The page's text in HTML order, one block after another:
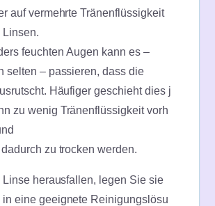
auf vermehrte Tränenflüssigkeit
feuchten Augen kann es –
selten – passieren, dass die
Häufiger geschieht dies j
zu wenig Tränenflüssigkeit vorh
zu trocken werden.
herausfallen, legen Sie sie
in eine geeignete Reinigungslösu